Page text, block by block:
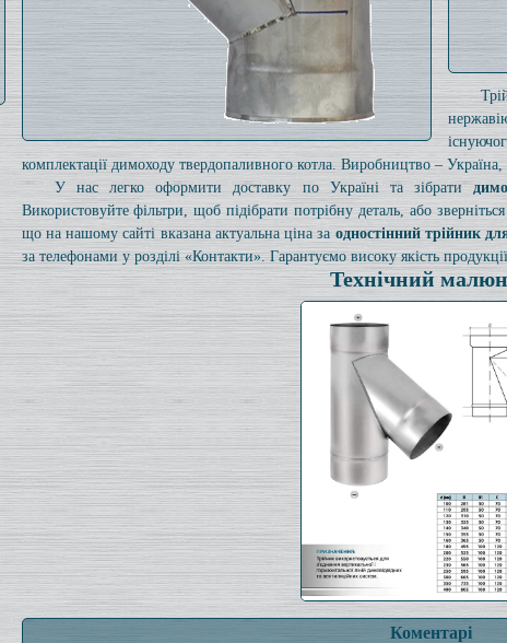
комплектації димоходу твердопаливного котла. Виробництво – Україна,
У нас легко оформити доставку по Україні та зібрати
Використовуйте фільтри, щоб підібрати потрібну деталь, або
що на нашому сайті вказана актуальна ціна заодностінний трійник
за телефонами у розділі «Контакти». Гарантуємо високу якість
Технічний
Коментарі